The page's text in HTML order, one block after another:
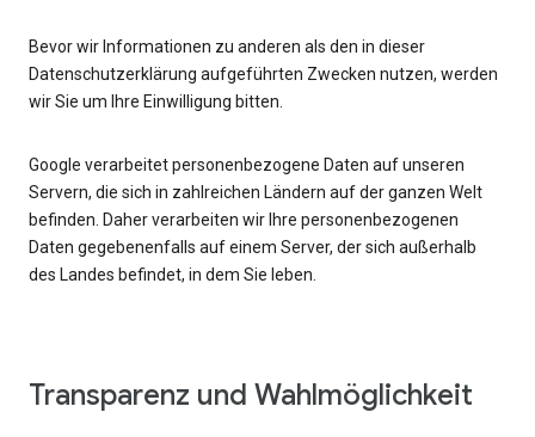
Bevor wir Informationen zu anderen als den in dieser
Datenschutzerklärung aufgeführten Zwecken nutzen, werden
wir Sie um Ihre Einwilligung bitten.
Google verarbeitet personenbezogene Daten auf unseren
Servern, die sich in zahlreichen Ländern auf der ganzen Welt
befinden. Daher verarbeiten wir Ihre personenbezogenen
Daten gegebenenfalls auf einem Server, der sich außerhalb
des Landes befindet, in dem Sie leben.
Transparenz und Wahlmöglichkeit